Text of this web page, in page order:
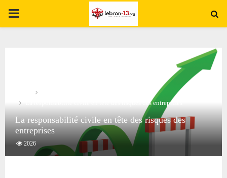
PRIMARY
La responsabilité civile en tête des risques des entreprises
La responsabilité civile en tête des risques des
entreprises
2026